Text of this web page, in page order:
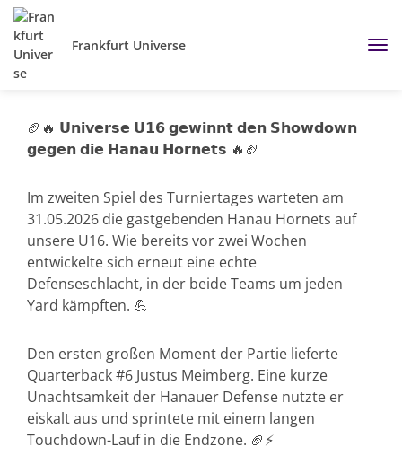
Frankfurt Universe
🏈🔥 𝗨𝗻𝗶𝘃𝗲𝗿𝘀𝗲 𝗨𝟭𝟲 𝗴𝗲𝘄𝗶𝗻𝗻𝘁 𝗱𝗲𝗻 𝗦𝗵𝗼𝘄𝗱𝗼𝘄𝗻
𝗴𝗲𝗴𝗲𝗻 𝗱𝗶𝗲 𝗛𝗮𝗻𝗮𝘂 𝗛𝗼𝗿𝗻𝗲𝘁𝘀 🔥🏈
Im zweiten Spiel des Turniertages warteten am
31.05.2026 die gastgebenden Hanau Hornets auf
unsere U16. Wie bereits vor zwei Wochen
entwickelte sich erneut eine echte
Defenseschlacht, in der beide Teams um jeden
Yard kämpften. 💪
Den ersten großen Moment der Partie lieferte
Quarterback #6 Justus Meimberg. Eine kurze
Unachtsamkeit der Hanauer Defense nutzte er
eiskalt aus und sprintete mit einem langen
Touchdown-Lauf in die Endzone. 🏈⚡